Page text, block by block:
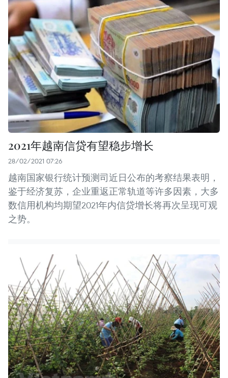
2021年越南信贷有望稳步增长
28/02/2021 07:26
越南国家银行统计预测司近日公布的考察结果表明，
鉴于经济复苏，企业重返正常轨道等许多因素，大多
数信用机构均期望2021年内信贷增长将再次呈现可观
之势。